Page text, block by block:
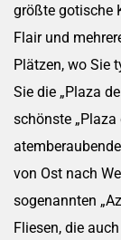
größte gotische
Flair und
Plätzen, wo Sie
Sie die „Plaza
schönste „Plaza
von Ost nach
sogenannten
Fliesen, die